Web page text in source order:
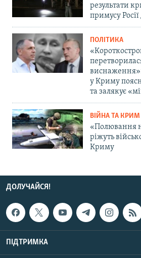
результати
примусу
ПОЛІТИКА
у Криму
та залякує
ВІЙНА ТА КРИМ
«Полювання
ріжуть
Криму
ДОЛУЧАЙСЯ!
ПІДТРИМКА